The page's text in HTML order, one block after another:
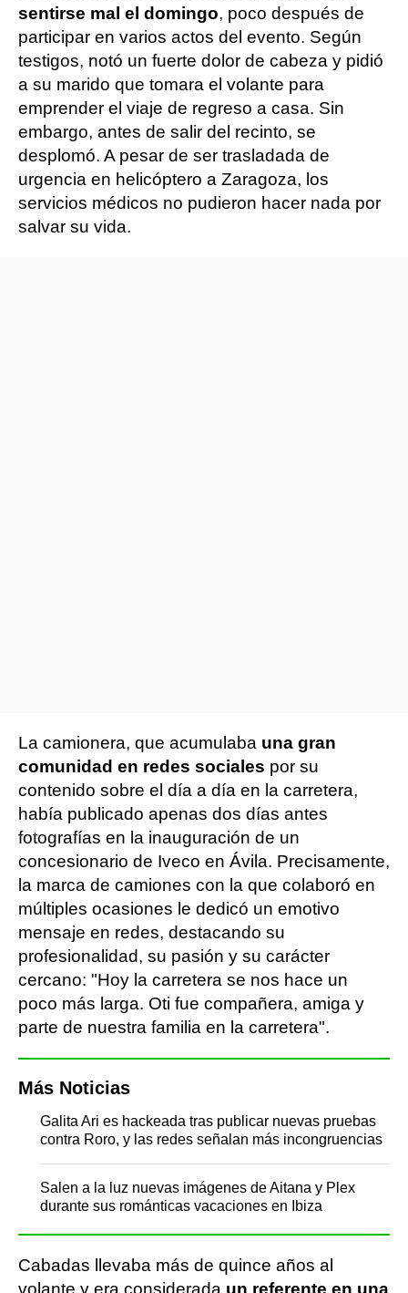
sentirse mal el domingo, poco después de
participar en varios actos del evento. Según
testigos, notó un fuerte dolor de cabeza y pidió
a su marido que tomara el volante para
emprender el viaje de regreso a casa. Sin
embargo, antes de salir del recinto, se
desplomó. A pesar de ser trasladada de
urgencia en helicóptero a Zaragoza, los
servicios médicos no pudieron hacer nada por
salvar su vida.
La camionera, que acumulaba una gran
comunidad en redes sociales por su
contenido sobre el día a día en la carretera,
había publicado apenas dos días antes
fotografías en la inauguración de un
concesionario de Iveco en Ávila. Precisamente,
la marca de camiones con la que colaboró en
múltiples ocasiones le dedicó un emotivo
mensaje en redes, destacando su
profesionalidad, su pasión y su carácter
cercano: "Hoy la carretera se nos hace un
poco más larga. Oti fue compañera, amiga y
parte de nuestra familia en la carretera".
Más Noticias
Galita Ari es hackeada tras publicar nuevas pruebas
contra Roro, y las redes señalan más incongruencias
Salen a la luz nuevas imágenes de Aitana y Plex
durante sus románticas vacaciones en Ibiza
Cabadas llevaba más de quince años al
volante y era considerada un referente en una